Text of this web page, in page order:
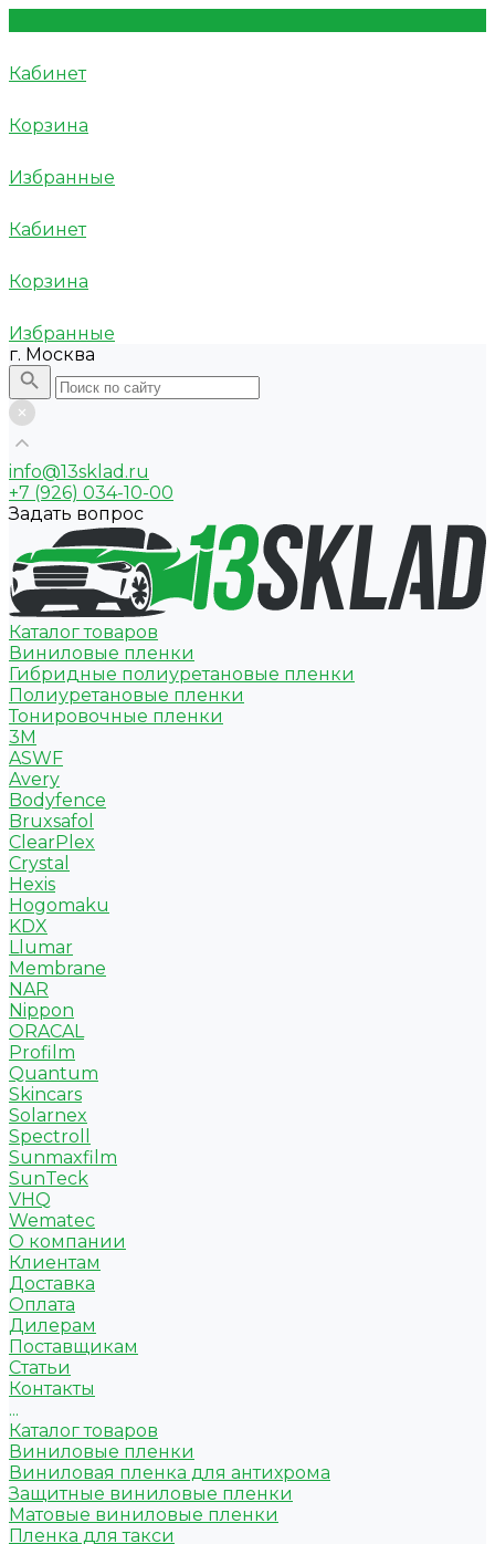
Кабинет
Корзина
Избранные
Кабинет
Корзина
Избранные
г. Москва
info@13sklad.ru
+7 (926) 034-10-00
Задать вопрос
Каталог товаров
Виниловые пленки
Гибридные полиуретановые пленки
Полиуретановые пленки
Тонировочные пленки
3M
ASWF
Avery
Bodyfence
Bruxsafol
ClearPlex
Crystal
Hexis
Hogomaku
KDX
Llumar
Membrane
NAR
Nippon
ORACAL
Profilm
Quantum
Skincars
Solarnex
Spectroll
Sunmaxfilm
SunTeck
VHQ
Wematec
О компании
Клиентам
Доставка
Оплата
Дилерам
Поставщикам
Статьи
Контакты
...
Каталог товаров
Виниловые пленки
Виниловая пленка для антихрома
Защитные виниловые пленки
Матовые виниловые пленки
Пленка для такси